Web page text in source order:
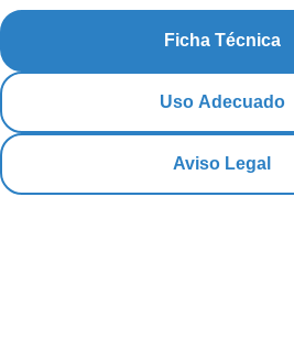
Ficha Técnica
Uso Adecuado
Aviso Legal